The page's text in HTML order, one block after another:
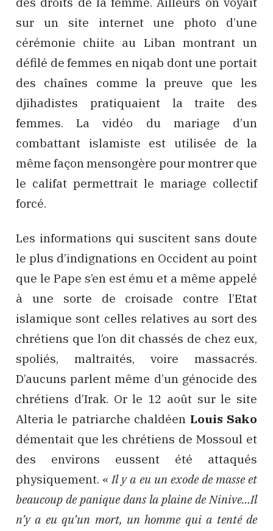
sur un site internet une photo d’une
cérémonie chiite au Liban montrant un
défilé de femmes en niqab dont une portait
des chaînes comme la preuve que les
djihadistes pratiquaient la traite des
femmes. La vidéo du mariage d’un
combattant islamiste est utilisée de la
même façon mensongère pour montrer que
le califat permettrait le mariage collectif
forcé.
Les informations qui suscitent sans doute
le plus d’indignations en Occident au point
que le Pape s’en est ému et a même appelé
à une sorte de croisade contre l’Etat
islamique sont celles relatives au sort des
chrétiens que l’on dit chassés de chez eux,
spoliés, maltraités, voire massacrés.
D’aucuns parlent même d’un génocide des
chrétiens d’Irak. Or le 12 août sur le site
Alteria le patriarche chaldéen Louis Sako
démentait que les chrétiens de Mossoul et
des environs eussent été attaqués
physiquement. « Il y a eu un exode de masse et
beaucoup de panique dans la plaine de Ninive…Il
n’y a eu qu’un mort, un homme qui a tenté de